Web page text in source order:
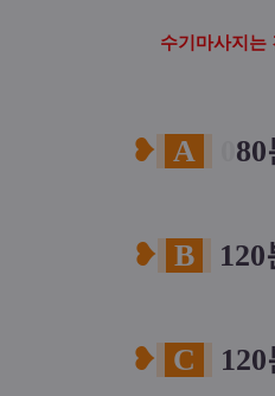
수기마사지는
❥ A 80
❥ B 120
❥ C